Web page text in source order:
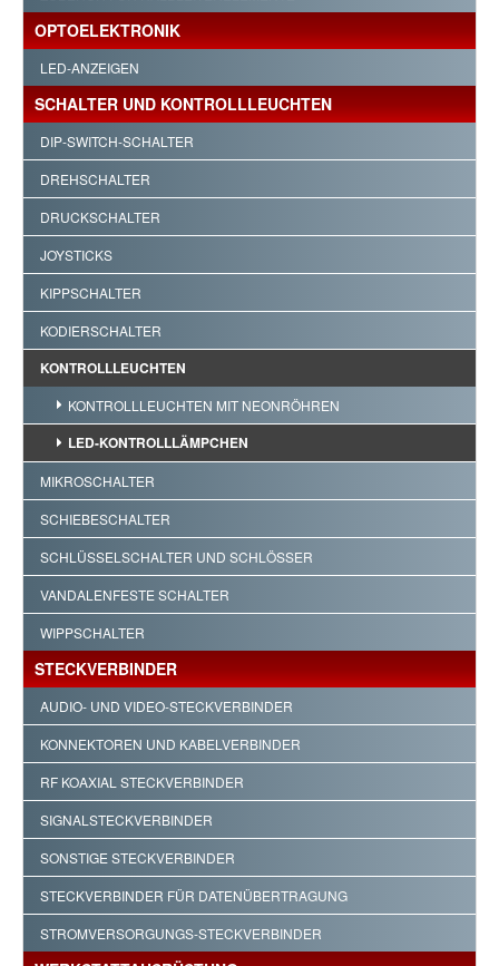
OPTOELEKTRONIK
LED-ANZEIGEN
SCHALTER UND KONTROLLLEUCHTEN
DIP-SWITCH-SCHALTER
DREHSCHALTER
DRUCKSCHALTER
JOYSTICKS
KIPPSCHALTER
KODIERSCHALTER
KONTROLLLEUCHTEN
KONTROLLLEUCHTEN MIT NEONRÖHREN
LED-KONTROLLLÄMPCHEN
MIKROSCHALTER
SCHIEBESCHALTER
SCHLÜSSELSCHALTER UND SCHLÖSSER
VANDALENFESTE SCHALTER
WIPPSCHALTER
STECKVERBINDER
AUDIO- UND VIDEO-STECKVERBINDER
KONNEKTOREN UND KABELVERBINDER
RF KOAXIAL STECKVERBINDER
SIGNALSTECKVERBINDER
SONSTIGE STECKVERBINDER
STECKVERBINDER FÜR DATENÜBERTRAGUNG
STROMVERSORGUNGS-STECKVERBINDER